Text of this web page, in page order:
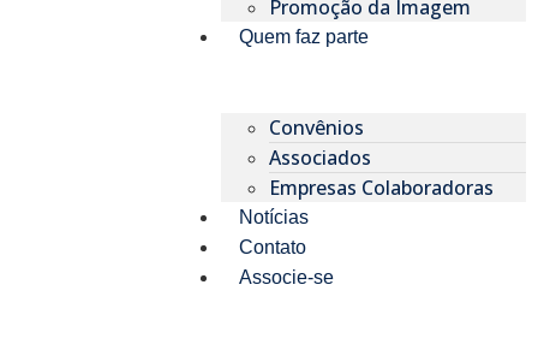
Promoção da Imagem
Quem faz parte
Convênios
Associados
Empresas Colaboradoras
Notícias
Contato
Associe-se